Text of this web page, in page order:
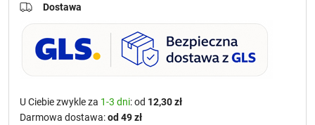
Dostawa
U Ciebie zwykle za 1-3 dni: od 12,30 zł
Darmowa dostawa:od 49 zł